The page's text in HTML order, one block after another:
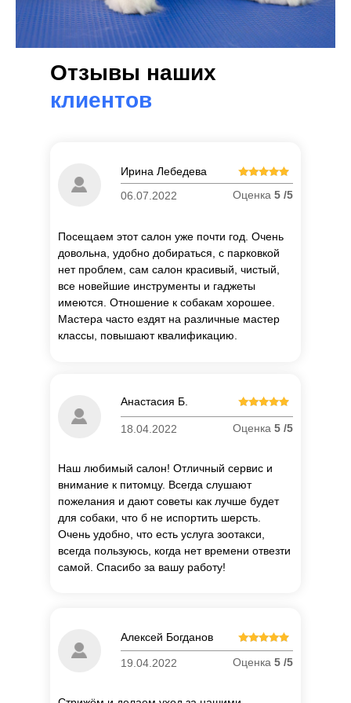
Отзывы наших
клиентов
Ирина Лебедева
06.07.2022
Оценка 5 /5
Посещаем этот салон уже почти год. Очень
довольна, удобно добираться, с парковкой
нет проблем, сам салон красивый, чистый,
все новейшие инструменты и гаджеты
имеются. Отношение к собакам хорошее.
Мастера часто ездят на различные мастер
классы, повышают квалификацию.
Анастасия Б.
18.04.2022 Оценка 5 /5
Наш любимый салон! Отличный сервис и
внимание к питомцу. Всегда слушают
пожелания и дают советы как лучше будет
для собаки, что б не испортить шерсть.
Очень удобно, что есть услуга зоотакси,
всегда пользуюсь, когда нет времени отвезти
самой. Спасибо за вашу работу!
Алексей Богданов
19.04.2022 Оценка 5 /5